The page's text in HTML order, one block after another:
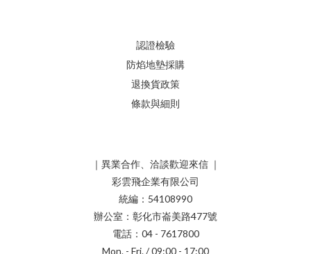
認證檢驗
防焰地墊採購
退換貨政策
條款與細則
｜異業合作、洽談歡迎來信 ｜
彩雲飛企業有限公司
統編：54108990
辦公室：彰化市崙美路477號
電話：04 - 7617800
Mon. - Fri. / 09:00 - 17:00